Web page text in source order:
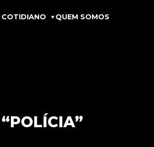
COTIDIANO QUEM SOMOS
“POLÍCIA”